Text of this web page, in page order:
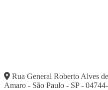
Rua General Roberto Alves
Amaro - São Paulo - SP -